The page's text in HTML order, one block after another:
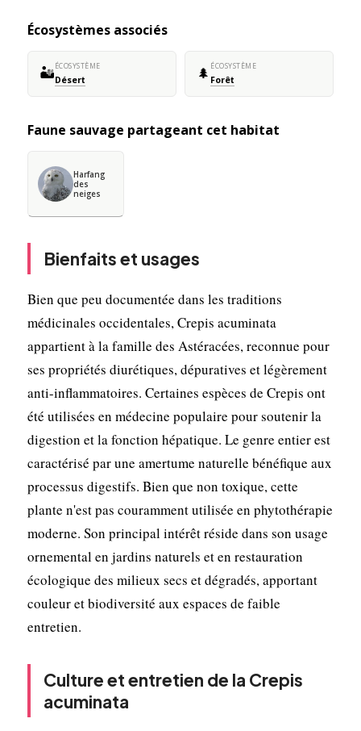
Écosystèmes associés
🏜️ÉCOSYSTÈME
Désert 🌲 ÉCOSYSTÈME
Forêt
Faune sauvage partageant cet habitat
Harfang
des
neiges
Bienfaits et usages
Bien que peu documentée dans les traditions
médicinales occidentales, Crepis acuminata
appartient à la famille des Astéracées, reconnue pour
ses propriétés diurétiques, dépuratives et légèrement
anti-inflammatoires. Certaines espèces de Crepis ont
été utilisées en médecine populaire pour soutenir la
digestion et la fonction hépatique. Le genre entier est
caractérisé par une amertume naturelle bénéfique aux
processus digestifs. Bien que non toxique, cette
plante n'est pas couramment utilisée en phytothérapie
moderne. Son principal intérêt réside dans son usage
ornemental en jardins naturels et en restauration
écologique des milieux secs et dégradés, apportant
couleur et biodiversité aux espaces de faible
entretien.
Culture et entretien de la Crepis
acuminata